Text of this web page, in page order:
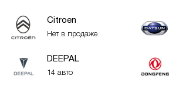
Citroen
Нет в продаже
DEEPAL
14 авто